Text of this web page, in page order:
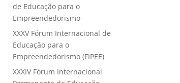
de Educação para o
Empreendedorismo
XXXV Fórum Internacional de
Educação para o
Empreendedorismo (FIPEE)
XXXIV Fórum Internacional